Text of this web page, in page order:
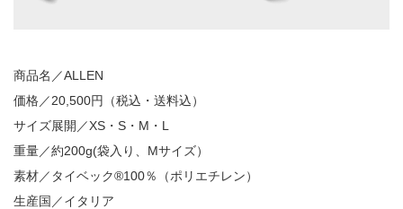
商品名／ALLEN
価格／20,500円（税込・送料込）
サイズ展開／XS・S・M・L
重量／約200g(袋入り、Mサイズ）
素材／タイベック®︎100％（ポリエチレン）
生産国／イタリア